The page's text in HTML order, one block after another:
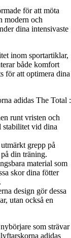
för att möta
modern och
dina intensivaste
inom sportartiklar,
både komfort
för att optimera dina
adidas The Total :
runt vristen och
stabilitet vid dina
grepp på
din träning.
material som
skor dina fötter
design gör dessa
utan också en
som strävar
adidas